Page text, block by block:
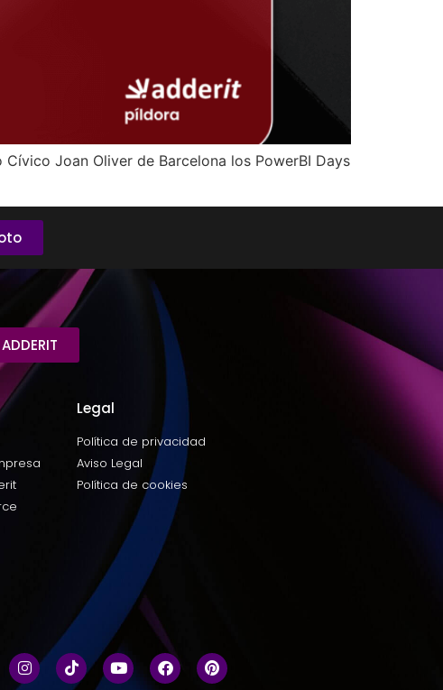
Joan Oliver de Barcelona los PowerBI Days
Legal
Política de privacidad
Aviso Legal
Política de cookies